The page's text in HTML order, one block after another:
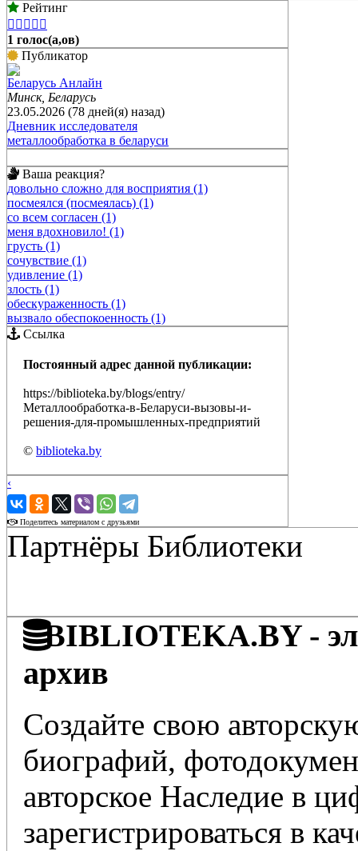
Рейтинг
    
1 голос(а,ов)
Публикатор
Беларусь Анлайн
Минск, Беларусь
23.05.2026 (78 дней(я) назад)
Дневник исследователя
металлообработка в беларуси
Ваша реакция?
довольно сложно для восприятия (1)
посмеялся (посмеялась) (1)
со всем согласен (1)
меня вдохновило! (1)
грусть (1)
сочувствие (1)
удивление (1)
злость (1)
обескураженность (1)
вызвало обеспокоенность (1)
Ссылка
Постоянный адрес данной публикации:
https://biblioteka.by/blogs/entry/
Металлообработка-в-Беларуси-вызовы-и-
решения-для-промышленных-предприятий
© biblioteka.by
‹
›
Поделитесь материалом с друзьями
Партнёры Библиотеки
BIBLIOTEKA.BY -
архив
Создайте свою
биографий,
авторское Наследие в
зарегистрироваться в